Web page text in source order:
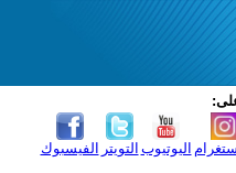
الفيسبوك التويتر اليوتيوب